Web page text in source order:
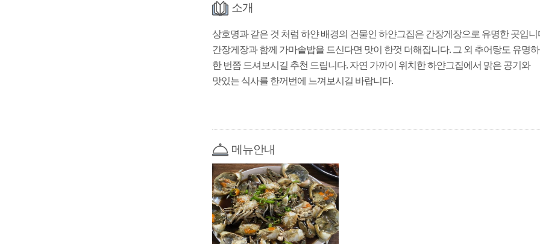
소개
상호명과 같은 것 처럼 하얀 배경의 건물인 하얀그집은 간장게장으로 유명한 곳입니
간장게장과 함께 가마솥밥을 드신다면 맛이 한껏 더해집니다. 그 외 추어탕도 유명
한 번쯤 드셔보시길 추천 드립니다. 자연 가까이 위치한 하얀그집에서 맑은 공기와
맛있는 식사를 한꺼번에 느껴보시길 바랍니다.
메뉴안내